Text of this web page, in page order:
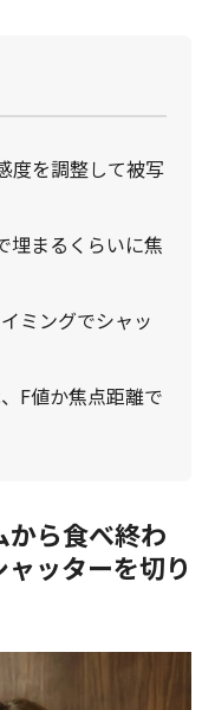
度を調整して被写
埋まるくらいに焦
ミングでシャッ
F値か焦点距離で
ら食べ終わ
ッターを切り